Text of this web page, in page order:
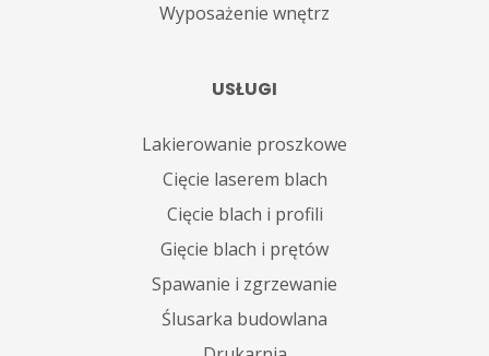
Wyposażenie wnętrz
USŁUGI
Lakierowanie proszkowe
Cięcie laserem blach
Cięcie blach i profili
Gięcie blach i prętów
Spawanie i zgrzewanie
Ślusarka budowlana